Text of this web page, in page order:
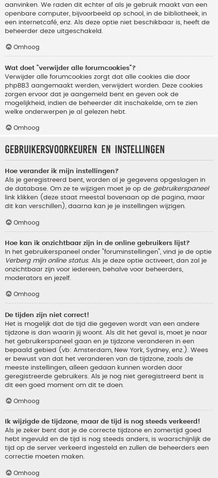
aanvinken. We raden dit echter af als je gebruik maakt van een
openbare computer, bijvoorbeeld op school, in de bibliotheek, in
een internetcafé, enz. Als deze optie niet beschikbaar is, heeft de
beheerder deze uitgeschakeld.
Omhoog
Wat doet "verwijder alle forumcookies"?
Verwijder alle forumcookies zorgt dat alle cookies die door
phpBB3 aangemaakt werden, verwijdert worden. Deze cookies
zorgen ervoor dat je aangemeld bent en geven ook de
mogelijkheid, indien de beheerder dit inschakelde, om te zien
welke onderwerpen je al gelezen hebt.
Omhoog
Gebruikersvoorkeuren en instellingen
Hoe verander ik mijn instellingen?
Als je geregistreerd bent, worden al je gegevens opgeslagen in
de database. Om ze te wijzigen moet je op de gebruikerspaneel
link klikken (deze staat meestal bovenaan op de pagina, maar
dit kan verschillen), daarna kan je je instellingen wijzigen.
Omhoog
Hoe kan ik onzichtbaar zijn in de online gebruikers lijst?
In het gebruikerspaneel onder "foruminstellingen", vind je de optie
Verberg mijn online status. Als je deze optie activeert, dan zal je
onzichtbaar zijn voor iedereen, behalve voor beheerders,
moderators en jezelf.
Omhoog
De tijden zijn niet correct!
Het is mogelijk dat de tijd die gegeven wordt van een andere
tijdzone is dan waarin jij woont. Als dit het geval is, moet je naar
het gebruikerspaneel gaan en je tijdzone veranderen in een
bepaald gebied (vb: Amsterdam, New York, Sydney, enz.). Wees
er bewust van dat het veranderen van de tijdzone, zoals de
meeste instellingen, alleen gedaan kunnen worden door
geregistreerde gebruikers. Als je nog niet geregistreerd bent is
dit een goed moment om dit te doen.
Omhoog
Ik wijzigde de tijdzone, maar de tijd is nog steeds verkeerd!
Als je zeker bent dat je de correcte tijdzone en zomertijd goed
hebt ingevuld en de tijd is nog steeds anders, is waarschijnlijk de
tijd op de server verkeerd ingesteld en zullen de beheerders een
correctie moeten maken.
Omhoog